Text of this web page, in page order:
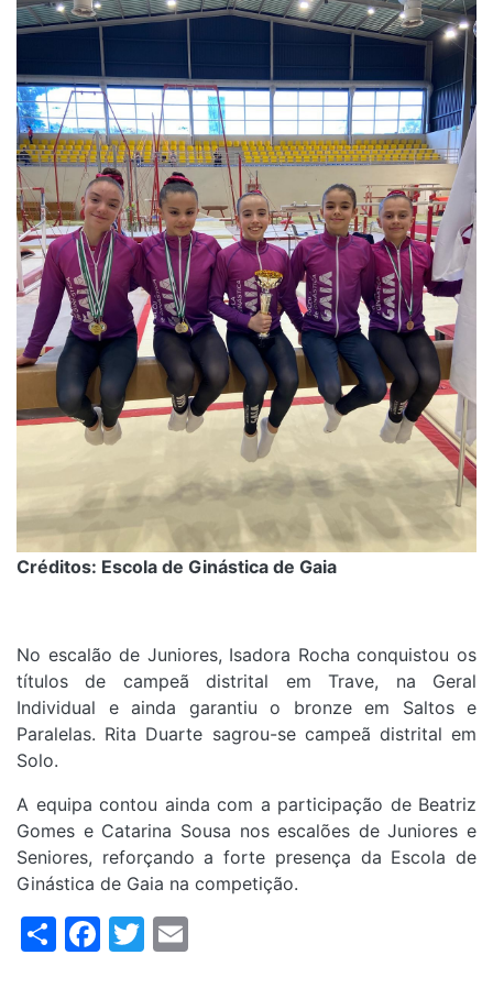
Créditos: Escola de Ginástica de Gaia
No escalão de Juniores, Isadora Rocha conquistou os
títulos de campeã distrital em Trave, na Geral
Individual e ainda garantiu o bronze em Saltos e
Paralelas. Rita Duarte sagrou-se campeã distrital em
Solo.
A equipa contou ainda com a participação de Beatriz
Gomes e Catarina Sousa nos escalões de Juniores e
Seniores, reforçando a forte presença da Escola de
Ginástica de Gaia na competição.
ShareFacebook
Twitter